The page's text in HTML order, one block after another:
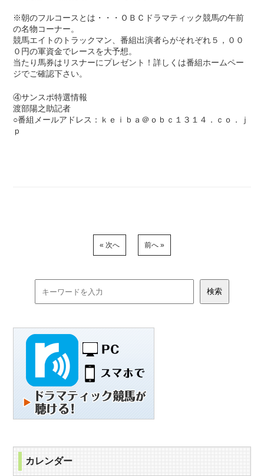
※朝のフルコースとは・・・ＯＢＣドラマティック競馬の午前
の名物コーナー。
競馬エイトのトラックマン、番組出演者らがそれぞれ５，００
０円の軍資金でレースを大予想。
当たり馬券はリスナーにプレゼント！詳しくは番組ホームペー
ジでご確認下さい。
④サンスポ特選情報
渡部陽之助記者
○番組メールアドレス：ｋｅｉｂａ＠ｏｂｃ１３１４．ｃｏ．ｊ
ｐ
« 次へ 前へ »
カレンダー